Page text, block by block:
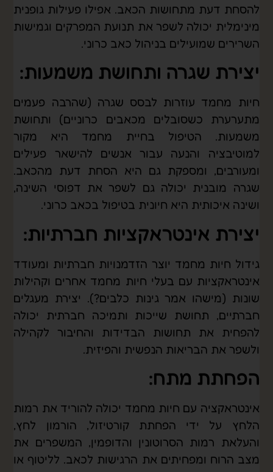
להסחת דעת מתחושות הכאב. אפילו פעילות גופנית
מינימלית יכולה לשפר את תנועת המפרקים וגמישות
השרירים שמועילים בניהול כאב כרוני.
יצירת שגרה ותחושת משמעות:
חיות מחמד עוזרות לבסס שגרה (שהרבה פעמים
מתערערת כשסובלים מכאבים כרוניים) ותחושת
משמעות. הטיפול בחיית מחמד היא מקור
למוטיבציה והנעה עבור אנשים להישאר פעילים
ומעורבים, ומספקת גם היא הסחת דעת מהכאב.
שגרה מובנית יכולה גם לשפר את דפוסי השינה,
ושינה איכותית היא חיונית בטיפול בכאב כרוני.
יצירת אינטראקציות חברתיות:
גידול חיות מחמד יוצר הזדמנויות חברתיות ומעודד
אינטראקציות עם בעלי חיות מחמד אחרים וקהילות
שונות (מישהו אמר גינות כלבים?). יצירת מעגלים
חברתיים, תחושת שייכות ותמיכה חברתית יכולה
להפחית את תחושות הבדידות והחיבור לקהילה
ולשפר את הבריאות הנפשית והפיזית.
הפחתת מתח:
אינטראקציה עם חיות מחמד יכולה להוריד את רמות
הלחץ על ידי הפחתת קורטיזול, הורמון לחץ,
והעלאת רמות הסרוטונין והדופמין, המשפרים את
מצב הרוח ומפחיתים את הרגישות לכאב. לליטוף או